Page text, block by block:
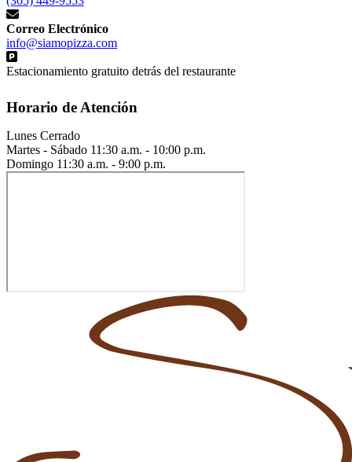
Correo Electrónico
info@siamopizza.com
Estacionamiento gratuito detrás del restaurante
Horario de Atención
Lunes Cerrado
Martes - Sábado 11:30 a.m. - 10:00 p.m.
Domingo 11:30 a.m. - 9:00 p.m.